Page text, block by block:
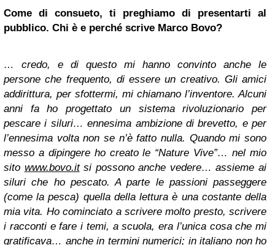
Come di consueto, ti preghiamo di presentarti al
pubblico. Chi è e perché scrive Marco Bovo?
… credo, e di questo mi hanno convinto anche le
persone che frequento, di essere un creativo. Gli amici
addirittura, per sfottermi, mi chiamano l’inventore. Alcuni
anni fa ho progettato un sistema rivoluzionario per
pescare i siluri… ennesima ambizione di brevetto, e per
l’ennesima volta non se n’è fatto nulla. Quando mi sono
messo a dipingere ho creato le “Nature Vive”… nel mio
sito www.bovo.itsi possono anche vedere… assieme ai
siluri che ho pescato. A parte le passioni passeggere
(come la pesca) quella della lettura è una costante della
mia vita. Ho cominciato a scrivere molto presto, scrivere
i racconti e fare i temi, a scuola, era l’unica cosa che mi
gratificava… anche in termini numerici; in italiano non ho